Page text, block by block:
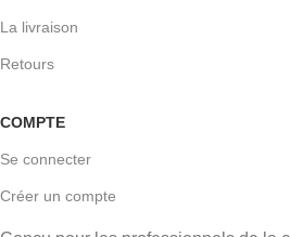
La livraison
Retours
COMPTE
Se connecter
Créer un compte